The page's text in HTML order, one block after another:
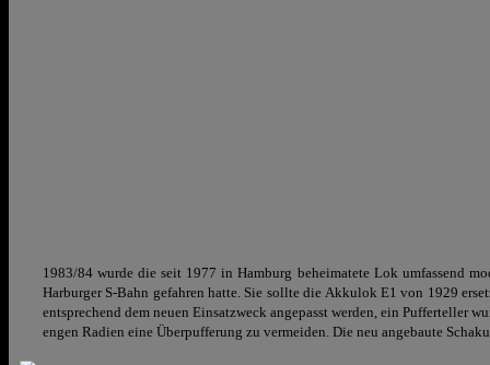
1983/84 wurde die seit 1977 in Hamburg beheimatete Lok umfassend
Harburger S-Bahn gefahren hatte. Sie sollte die Akkulok E1 von 1929
entsprechend dem neuen Einsatzweck angepasst werden, ein Pufferteller
engen Radien eine Überpufferung zu vermeiden. Die neu angebaute